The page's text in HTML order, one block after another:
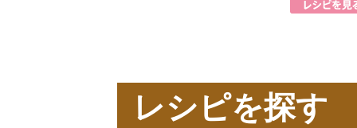
レシピを探す